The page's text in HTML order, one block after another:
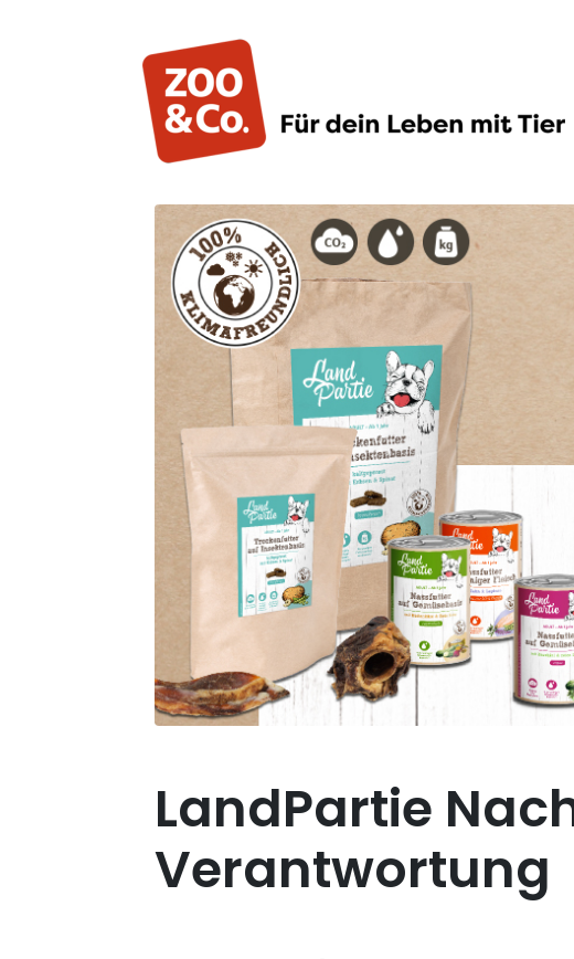
LandPartie
Verantwortung